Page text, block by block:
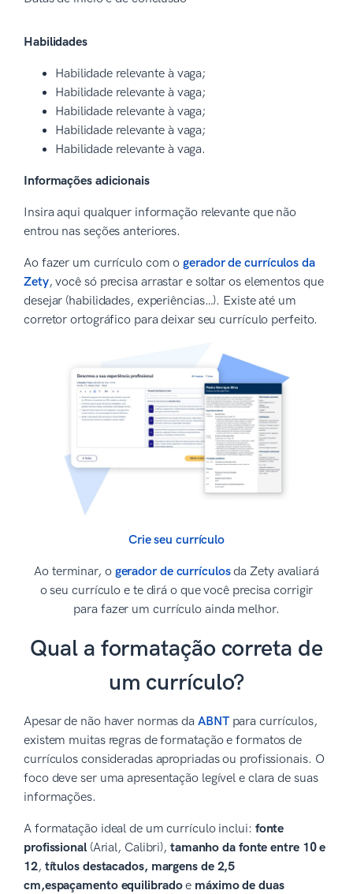
Habilidades
Habilidade relevante à vaga;
Habilidade relevante à vaga;
Habilidade relevante à vaga;
Habilidade relevante à vaga;
Habilidade relevante à vaga.
Informações adicionais
Insira aqui qualquer informação relevante que não
entrou nas seções anteriores.
Ao fazer um currículo com ogerador de currículos da
Zety, você só precisa arrastar e soltar os elementos que
desejar (habilidades, experiências…). Existe até um
corretor ortográfico para deixar seu currículo perfeito.
Crie seu currículo
Ao terminar, o gerador de currículosda Zety avaliará
o seu currículo e te dirá o que você precisa corrigir
para fazer um currículo ainda melhor.
Qual a formatação correta de
um currículo?
Apesar de não haver normas da ABNTpara currículos,
existem muitas regras de formatação e formatos de
currículos consideradas apropriadas ou profissionais. O
foco deve ser uma apresentação legível e clara de suas
informações.
A formatação ideal de um currículo inclui: fonte
profissional(Arial, Calibri), tamanho da fonte entre 10 e
12, títulos destacados, margens de 2,5
cm,espaçamento equilibradoe máximo de duas